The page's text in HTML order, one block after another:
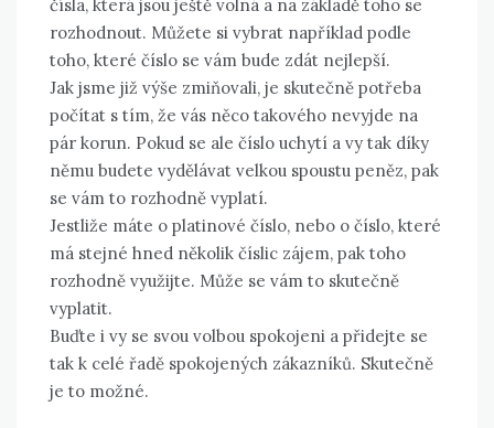
čísla, která jsou ještě volná a na základě toho se
rozhodnout. Můžete si vybrat například podle
toho, které číslo se vám bude zdát nejlepší.
Jak jsme již výše zmiňovali, je skutečně potřeba
počítat s tím, že vás něco takového nevyjde na
pár korun. Pokud se ale číslo uchytí a vy tak díky
němu budete vydělávat velkou spoustu peněz, pak
se vám to rozhodně vyplatí.
Jestliže máte o platinové číslo, nebo o číslo, které
má stejné hned několik číslic zájem, pak toho
rozhodně využijte. Může se vám to skutečně
vyplatit.
Buďte i vy se svou volbou spokojeni a přidejte se
tak k celé řadě spokojených zákazníků. Skutečně
je to možné.